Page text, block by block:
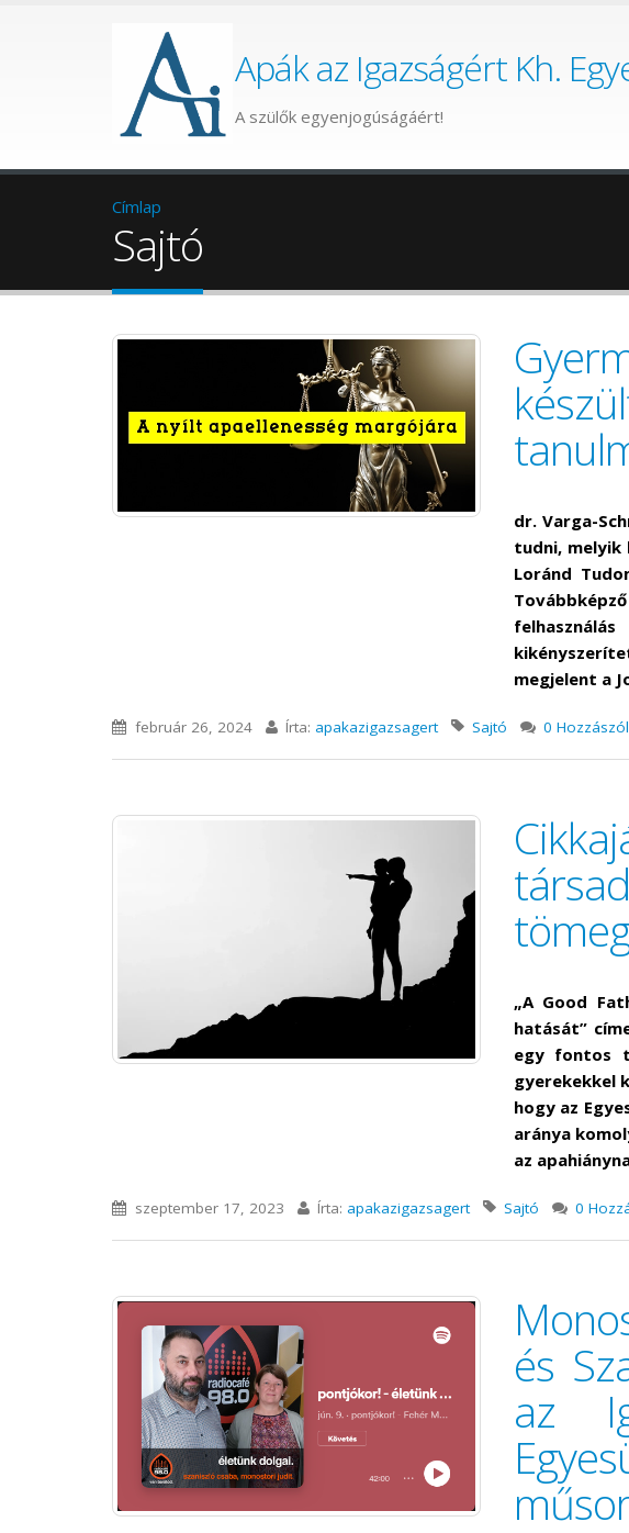
Apák az Igazságért Kh.
A szülők egyenjogúságáért!
Címlap
Sajtó
dr. Varga-
tudni,
Loránd
megjelent a
február 26, 2024 Írta: apakazigazsagert Sajtó 0
„A Good
hatását”
egy fontos
gyerekekkel
hogy az
aránya
az
szeptember 17, 2023 Írta: apakazigazsagert Sajtó 0
és
az